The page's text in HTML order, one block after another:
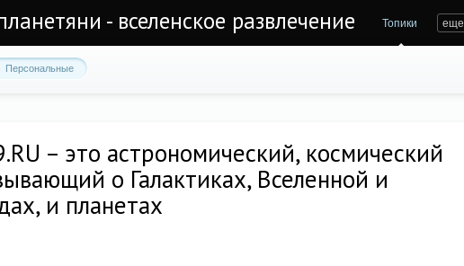
- вселенское развлечение Топики еще
Персональные
– это астрономический, космический
о Галактиках, Вселенной и
и планетах